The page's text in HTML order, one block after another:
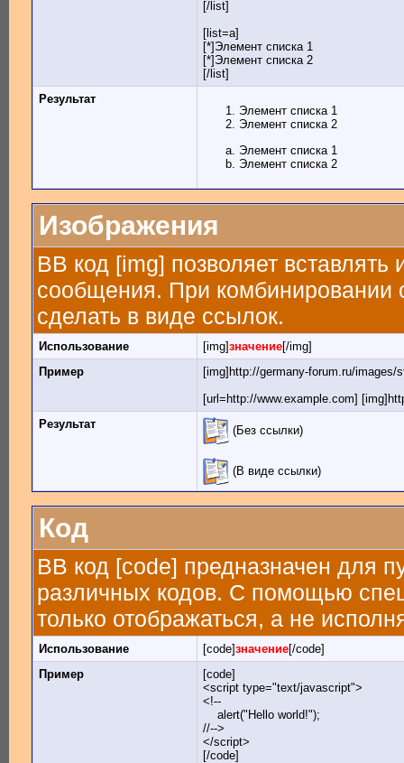
[/list]
[list=a]
[*]Элемент списка 1
[*]Элемент списка 2
[/list]
Результат
Элемент списка 1
Элемент списка 2
Элемент списка 1
Элемент списка 2
Изображения
BB код [img] позволяет
сообщения. При комбинировании
сделать в виде ссылок.
Использование [img]значение[/img]
Пример
[img]http://germany-forum.ru/
[url=http://www.example.com]
Результат
(Без ссылки)
(В виде ссылки)
Код
BB код [code] предназначен для
различных кодов. С помощью
только отображаться, а не
Использование [code]значение[/code]
Пример
[code]
<script type="text/javascript">
<!--
alert("Hello world!");
//-->
</script>
[/code]